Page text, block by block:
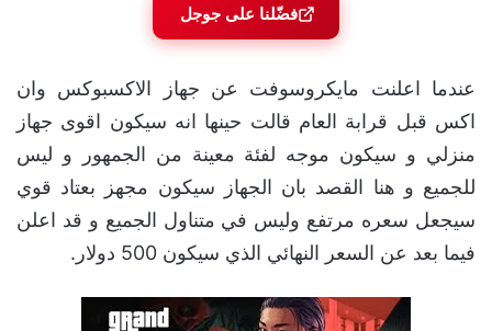
فضّلنا على جوجل
عندما اعلنت مايكروسوفت عن جهاز الاكسبوكس وان
اكس قبل قرابة العام قالت حينها انه سيكون اقوى جهاز
منزلي و سيكون موجه لفئة معينة من الجمهور و ليس
للجميع و هنا القصد بان الجهاز سيكون مجهز بعتاد قوي
سيجعل سعره مرتفع وليس في متناول الجميع و قد اعلن
فيما بعد عن السعر النهائي الذي سيكون 500 دولار.